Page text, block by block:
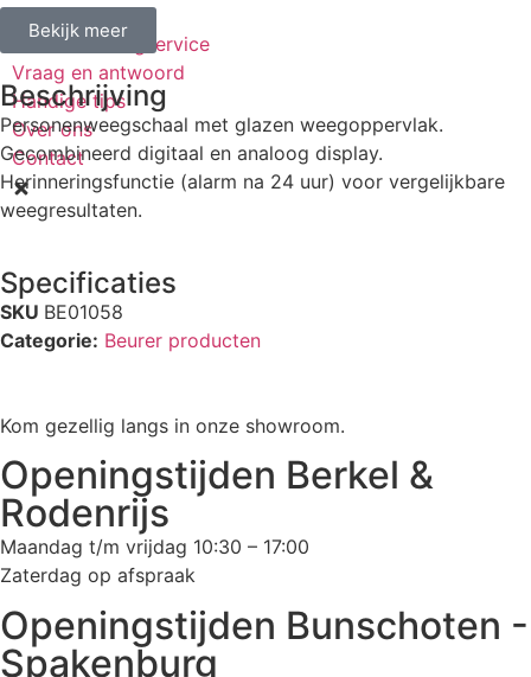
Haal- en brengservice
Vraag en antwoord
Handige tips
Over ons
Contact
Bekijk meer
Beschrijving
Personenweegschaal met glazen weegoppervlak.
Gecombineerd digitaal en analoog display.
Herinneringsfunctie (alarm na 24 uur) voor vergelijkbare
weegresultaten.
Specificaties
SKU BE01058
Categorie: Beurer producten
Kom gezellig langs in onze showroom.
Openingstijden Berkel &
Rodenrijs
Maandag t/m vrijdag 10:30 – 17:00
Zaterdag op afspraak
Openingstijden Bunschoten -
Spakenburg